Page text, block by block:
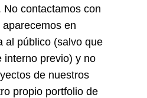
No contactamos con
en
al público (salvo que
interno previo) y no
de nuestros
propio portfolio de